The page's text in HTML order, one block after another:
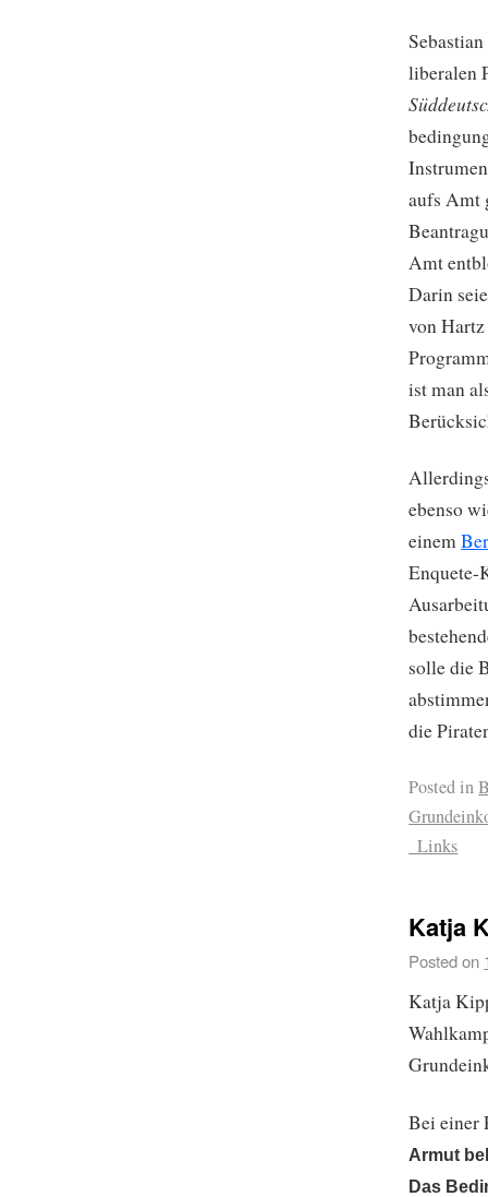
liberalen
aufs Amt
Amt
Darin
von
ist man
ebenso
einem
Enquete-
solle die
die
Posted in
_Links
Katja
Posted on
Katja
Bei einer
Armut
Das